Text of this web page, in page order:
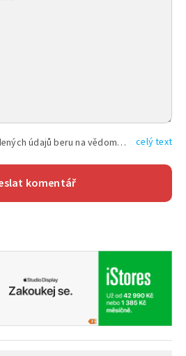
Vyplněním shora uvedených údajů beru na vědomí, že společnost TEXT FACTORY s.r.o., sídlem Brno, Durďákova 336/29, Černá Pole, PSČ: 613 00, IČ: 06157831, zapsané u Krajského soudu v Brně, oddíl C, vložka 100399, bude zpracovávat mé osobní údaje uvedené v rámci mnou vyplněného registračního formuláře na základě oprávněných zájmů TEXT FACTORY s.r.o. dle čl. 6 odst. 1 písm. f) GDPR a pro splnění právních povinností (čl. 6 odst. 1 písm. c) GDPR), a to pro tyto účely: nezbytnost zajistit oprávnění návštěvníka webových stránek provozovaných společností TEXT FACTORY s.r.o. přispívat aktivně ke zveřejněným článkům nebo v rámci diskusních fór a výkon práv TEXT FACTORY s.r.o. jako administrátora těchto diskusních fór. Více informací o zpracování osobních údajů a právech lze nalézt v celý text